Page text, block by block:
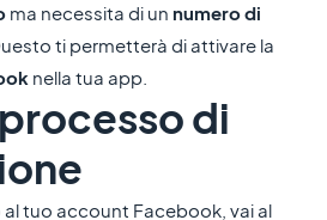
ma necessita di un numero di
ti permetterà di attivare la
nella tua app.
di
tuo account Facebook, vai al